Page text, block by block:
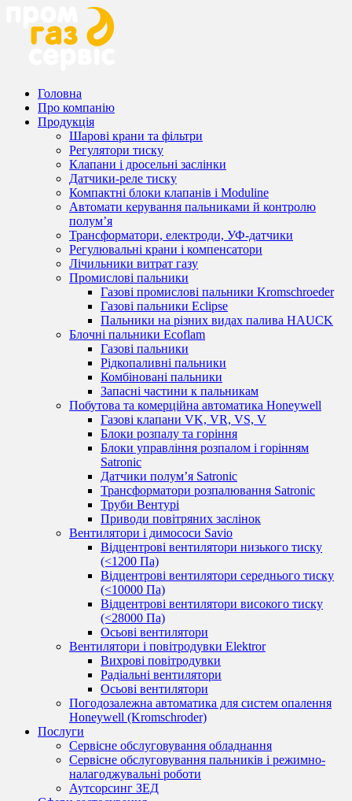
Головна
Про компанію
Продукція
Шарові крани та фільтри
Регулятори тиску
Клапани і дросельні заслінки
Датчики-реле тиску
Компактні блоки клапанів і Moduline
Автомати керування пальниками й контролю
полум’я
Трансформатори, електроди, УФ-датчики
Регулювальні крани і компенсатори
Лічильники витрат газу
Промислові пальники
Газові промислові пальники Kromschroeder
Газові пальники Eclipse
Пальники на різних видах палива HAUCK
Блочні пальники Ecoflam
Газові пальники
Рідкопаливні пальники
Комбіновані пальники
Запасні частини к пальникам
Побутова та комерційна автоматика Honeywell
Газові клапани VK, VR, VS, V
Блоки розпалу та горіння
Блоки управління розпалом і горінням
Satronic
Датчики полум’я Satronic
Трансформатори розпалювання Satronic
Труби Вентурі
Приводи повітряних заслінок
Вентилятори і димососи Savio
Відцентрові вентилятори низького тиску
(<1200 Па)
Відцентрові вентилятори середнього тиску
(<10000 Па)
Відцентрові вентилятори високого тиску
(<28000 Па)
Осьові вентилятори
Вентилятори і повітродувки Elektror
Вихрові повітродувки
Радіальні вентилятори
Осьові вентилятори
Погодозалежна автоматика для систем опалення
Honeywell (Kromschroder)
Послуги
Сервісне обслуговування обладнання
Сервісне обслуговування пальників і режимно-
налагоджувальні роботи
Аутсорсинг ЗЕД